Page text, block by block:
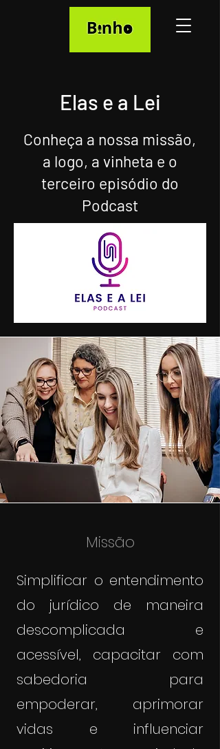
Elas e a Lei
Conheça a nossa missão,
a logo, a vinheta e o
terceiro episódio do
Podcast
Missão
Simplificar o entendimento
do jurídico de maneira
descomplicada e
acessível, capacitar com
sabedoria para
empoderar, aprimorar
vidas e influenciar